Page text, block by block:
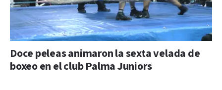
Doce peleas animaron la sexta velada de
boxeo en el club Palma Juniors